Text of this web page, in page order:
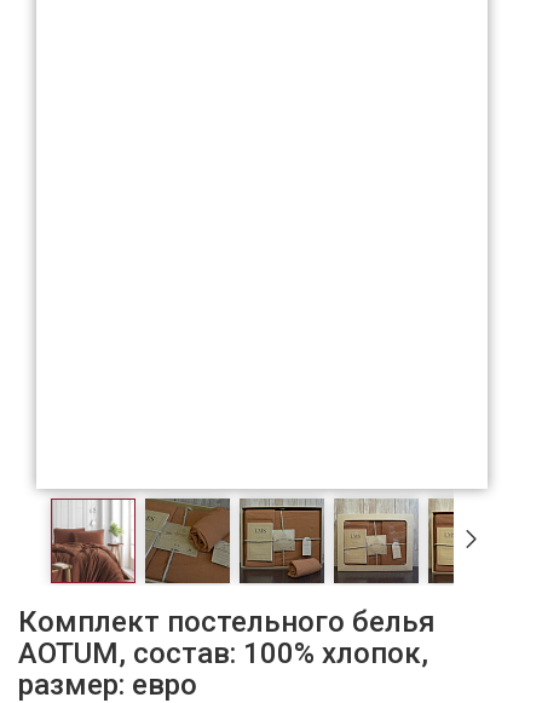
Комплект постельного белья
AOTUM, состав: 100% хлопок,
размер: евро